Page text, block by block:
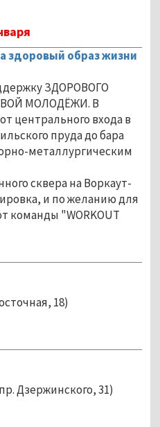
здоровый образ жизни
ЗДОРОВОГО
МОЛОДЁЖИ. В
центрального входа в
пруда до бара
металлургическим
сквера на Воркаут-
и по желанию для
команды "WORKOUT
Восточная, 18)
Дзержинского, 31)